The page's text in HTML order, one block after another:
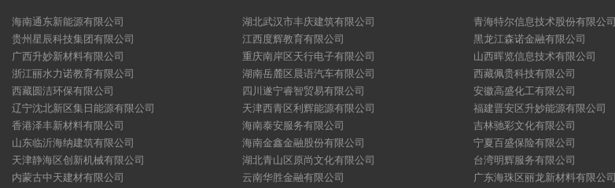
海南通东新能源有限公司 湖北武汉市丰庆建筑有限公司
青海特尔信息技术股份有限公司
贵州星辰科技集团有限公司
江西度辉教育有限公司
黑龙江森诺金融有限公司
广西升妙新材料有限公司
重庆南岸区天行电子有限公司
山西晖览信息技术有限公司
浙江丽水力诺教育有限公司
湖南岳麓区晨语汽车有限公司
西藏佩贵科技有限公司
西藏圆洁环保有限公司
四川遂宁睿智贸易有限公司
安徽高盛化工有限公司
辽宁沈北新区集日能源有限公司
天津西青区利辉能源有限公司
福建晋安区升妙能源有限公司
香港泽丰新材料有限公司
海南泰安服务有限公司
吉林驰彩文化有限公司
山东临沂海纳建筑有限公司
海南金鑫金融股份有限公司
宁夏百盛保险有限公司
天津静海区创新机械有限公司
湖北青山区原尚文化有限公司
台湾明辉服务有限公司
内蒙古中天建材有限公司
云南华胜金融有限公司 广东海珠区丽龙新材料有限公司